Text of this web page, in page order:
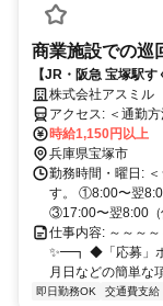
商業施設での巡
【JR・阪急 宝塚駅
週3日〜OK！長期で
株式会社アスミル
アクセス: ＜通勤方法＞ JR「宝塚駅」・阪急「宝塚駅」すぐ ★駅併
設の商業施設で通
時給1,150円以上
兵庫県宝塚市
勤務時間・曜日:
す。 ①8:00〜翌
③17:00〜翌8:00（
仕事内容: ～～～
✨━┓ ◆「応募」
月日などの簡単な
即日勤務OK 交通費支給